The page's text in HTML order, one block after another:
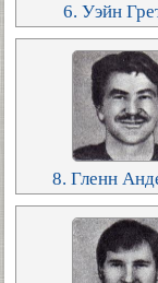
6. Уэйн
8. Гленн